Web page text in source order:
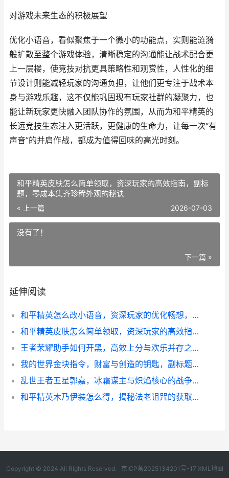
对游戏未来生态的积极展望
优化小语音，看似聚焦于一个微小的功能点，实则能涟漪
般扩散至整个游戏体验，清晰稳定的沟通能让战术配合更
上一层楼，使竞技对抗更具策略性和观赏性，人性化的细
节设计则能减轻玩家的沟通负担，让他们更专注于战术本
身与游戏乐趣，这不仅能巩固现有玩家社群的凝聚力，也
能让新玩家更快融入团队协作的氛围，从而为和平精英的
长远竞技生态注入更活跃，更健康的生命力，让每一次“有
声音”的并肩作战，都成为值得回味的高光时刻。
和平精英皮肤怎么简单领取，资深玩家的高效指南，副标
题，零成本集齐珍稀外观的秘诀
« 上一篇 2026-07-03
没有了！
下一篇 »
延伸阅读
和平精英怎么改小语音，资深玩家的优化畅想，副标题，关于游戏内语音交流体验的深度思考与建议
和平精英皮肤怎么简单领取，资深玩家的高效指南，副标题，零成本集齐珍稀外观的秘诀
王者荣耀助手如何开黑，高效上分与欢乐并存之副标题
我的世界金块指令，财富与创造的钥匙，副标题，资深玩家的深度探索与哲学思考
乱世王者五星郭嘉，冰霜谋主与炽焰核心的战争艺术，副标题，智绝天下的寒刃与烈焰
和平精英木乃伊装怎么得，揭秘法老诅咒的获取之路
Copyright © 2024 All Rights Reserved. 京ICP备2025134201号-17 XML地图